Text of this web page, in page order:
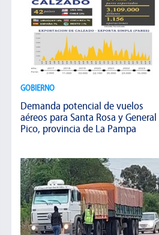
GOBIERNO
Demanda potencial de vuelos
aéreos para Santa Rosa y General
Pico, provincia de La Pampa